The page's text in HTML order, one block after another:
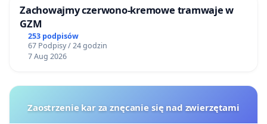
Zachowajmy czerwono-kremowe tramwaje w
GZM
253 podpisów
67 Podpisy / 24 godzin
7 Aug 2026
Zaostrzenie kar za znęcanie się nad zwierzętami